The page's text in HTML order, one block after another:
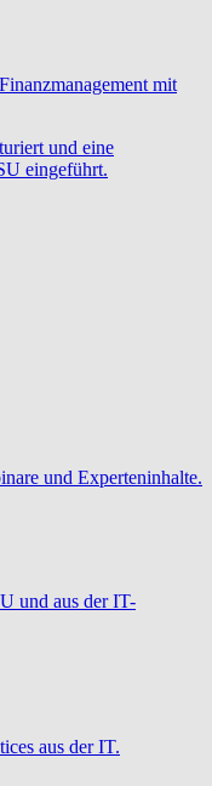
mit
und eine
eingeführt.
und Experteninhalte.
und aus der IT-
aus der IT.